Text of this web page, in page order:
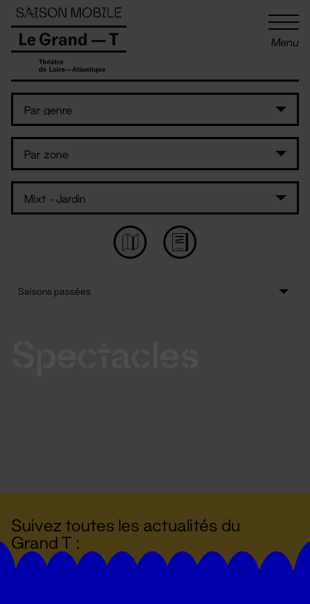
Menu
Suivez toutes les actualités du
Grand T :
Panneau de gestion des cookies